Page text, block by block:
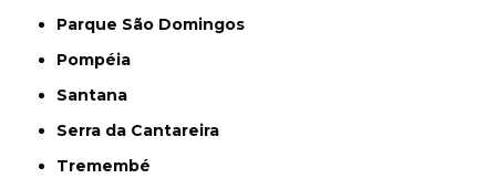
Parque São Domingos
Pompéia
Santana
Serra da Cantareira
Tremembé